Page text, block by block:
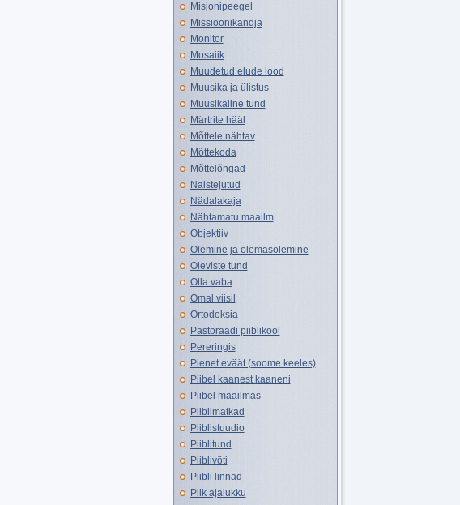
Misjonipeegel
Missioonikandja
Monitor
Mosaiik
Muudetud elude lood
Muusika ja ülistus
Muusikaline tund
Märtrite hääl
Mõttele nähtav
Mõttekoda
Mõttelõngad
Naistejutud
Nädalakaja
Nähtamatu maailm
Objektiiv
Olemine ja olemasolemine
Oleviste tund
Olla vaba
Omal viisil
Ortodoksia
Pastoraadi piiblikool
Pereringis
Pienet eväät (soome keeles)
Piibel kaanest kaaneni
Piibel maailmas
Piiblimatkad
Piiblistuudio
Piiblitund
Piiblivõti
Piibli linnad
Pilk ajalukku